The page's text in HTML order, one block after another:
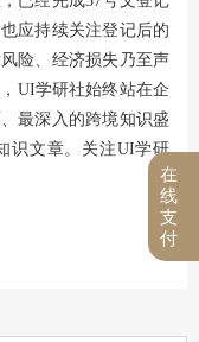
应持续关注登记后的
险、经济损失乃至声
UI学研社始终站在企
最深入的跨境知识盛
识文章。关注UI学研
在
线
支
付